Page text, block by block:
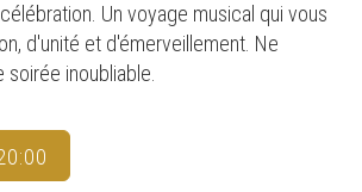
Un voyage musical qui vous
d'unité et d'émerveillement. Ne
inoubliable.